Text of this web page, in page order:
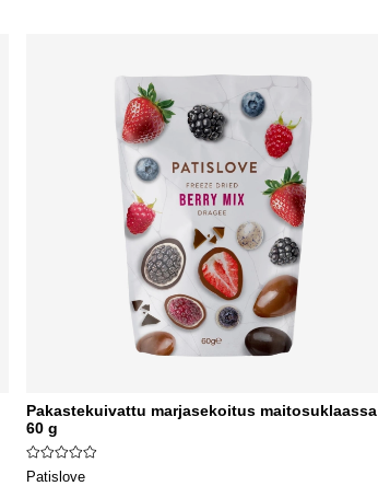
Pakastekuivattu marjasekoitus maitosuklaassa
60 g
Patislove